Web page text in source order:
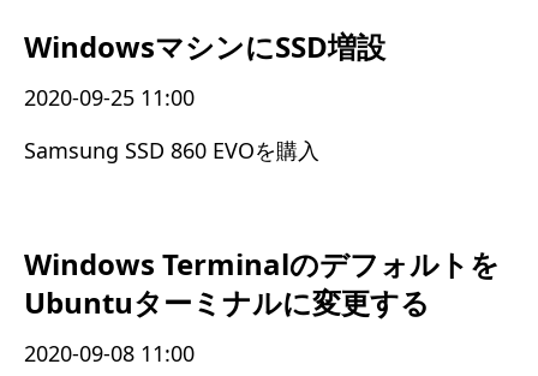
WindowsマシンにSSD増設
2020-09-25 11:00
Samsung SSD 860 EVOを購入
Windows Terminalのデフォルトを
Ubuntuターミナルに変更する
2020-09-08 11:00